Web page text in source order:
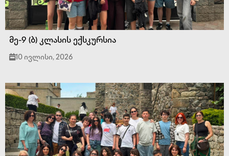
მე-9 (ბ) კლასის ექსკურსია
10 ივლისი, 2026